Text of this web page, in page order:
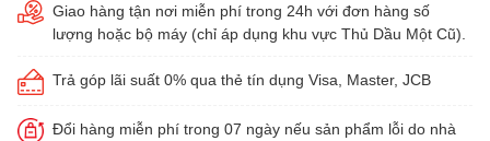
Giao hàng tận nơi miễn phí trong 24h với đơn hàng số
lượng hoặc bộ máy (chỉ áp dụng khu vực Thủ Dầu Một Cũ).
Trả góp lãi suất 0% qua thẻ tín dụng Visa, Master, JCB
Đổi hàng miễn phí trong 07 ngày nếu sản phẩm lỗi do nhà